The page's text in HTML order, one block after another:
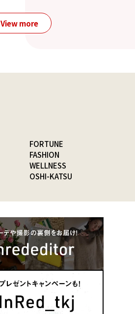
View more
FORTUNE
FASHION
WELLNESS
OSHI-KATSU